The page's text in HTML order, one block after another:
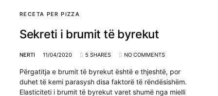
RECETA PER PIZZA
Sekreti i brumit të byrekut
NERTI 11/04/2020 5 SHARES NO COMMENTS
Përgatitja e brumit të byrekut është e thjeshtë, por
duhet të kemi parasysh disa faktorë të rëndësishëm.
Elasticiteti i brumit të byrekut varet shumë nga mielli